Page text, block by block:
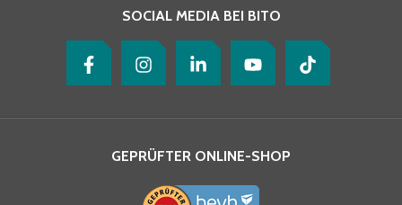
SOCIAL MEDIA BEI BITO
GEPRÜFTER ONLINE-SHOP